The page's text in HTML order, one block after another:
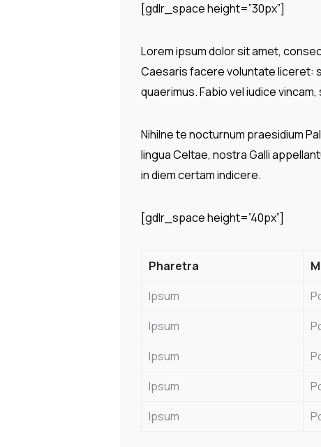
[gdlr_space height=”30px”]
Lorem ipsum dolor sit amet,
Caesaris facere voluntate liceret:
quaerimus. Fabio vel iudice
Nihilne te nocturnum praesidium
lingua Celtae, nostra Galli
in diem certam indicere.
[gdlr_space height=”40px”]
Pharetra
Ipsum
Ipsum
Ipsum
Ipsum
Ipsum